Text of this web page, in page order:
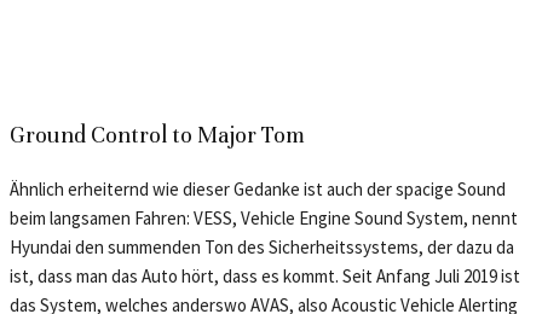
Ground Control to Major Tom
Ähnlich erheiternd wie dieser Gedanke ist auch der spacige Sound
beim langsamen Fahren: VESS, Vehicle Engine Sound System, nennt
Hyundai den summenden Ton des Sicherheitssystems, der dazu da
ist, dass man das Auto hört, dass es kommt. Seit Anfang Juli 2019 ist
das System, welches anderswo AVAS, also Acoustic Vehicle Alerting